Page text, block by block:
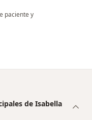
paciente y
de Isabella